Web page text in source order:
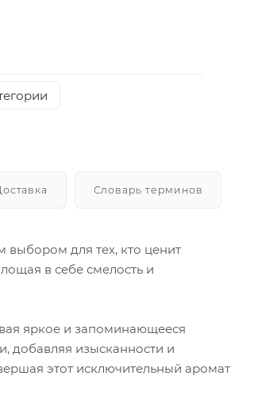
Словарь терминов
для тех, кто ценит
в себе смелость и
яркое и запоминающееся
добавляя изысканности и
этот исключительный аромат